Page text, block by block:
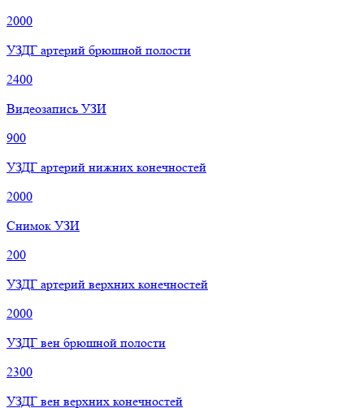
2000
УЗДГ артерий брюшной полости
2400
Видеозапись УЗИ
900
УЗДГ артерий нижних конечностей
2000
Снимок УЗИ
200
УЗДГ артерий верхних конечностей
2000
УЗДГ вен брюшной полости
2300
УЗДГ вен верхних конечностей